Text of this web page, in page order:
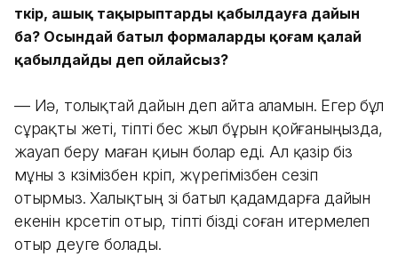
өткір, ашық тақырыптарды қабылдауға дайын
ба? Осындай батыл формаларды қоғам қалай
қабылдайды деп ойлайсыз?
— Иә, толықтай дайын деп айта аламын. Егер бұл
сұрақты жеті, тіпті бес жыл бұрын қойғаныңызда,
жауап беру маған қиын болар еді. Ал қазір біз
мұны өз көзімізбен көріп, жүрегімізбен сезіп
отырмыз. Халықтың өзі батыл қадамдарға дайын
екенін көрсетіп отыр, тіпті бізді соған итермелеп
отыр деуге болады.